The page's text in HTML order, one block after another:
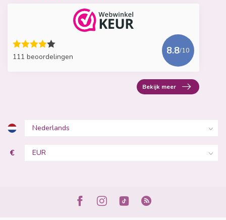
111 beoordelingen
8.8/10
Bekijk meer
€